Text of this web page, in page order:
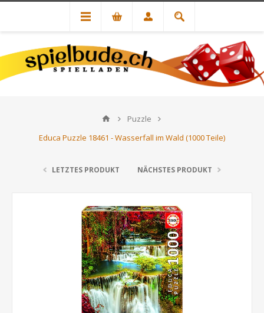
Puzzle
Educa Puzzle 18461 - Wasserfall im Wald (1000 Teile)
LETZTES PRODUKT NÄCHSTES PRODUKT